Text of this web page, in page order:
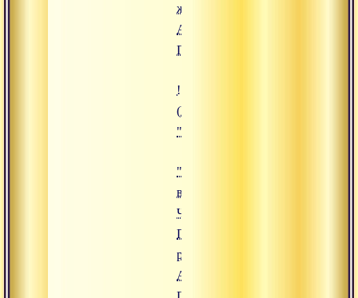
живот",
Адимата
Гири
!["Сукшма-вьяяма. Часть 2.
(https://www.advayta.org/upload/
""Сукшма-вьяяма. Часть 2.
"Сукшма-
вьяяма.
Часть 2.
Плечи,
руки",
Адимата